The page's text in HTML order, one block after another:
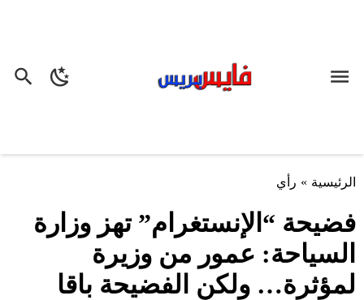
الرئيسية » رأي
فضيحة “الإنستغرام” تهز وزارة
السياحة: عمور من وزيرة
لمؤثرة… ولكن الفضيحة باقا